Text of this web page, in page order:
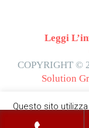
Leggi
COPYRIGHT ©
Solution
Questo sito
che rientrano